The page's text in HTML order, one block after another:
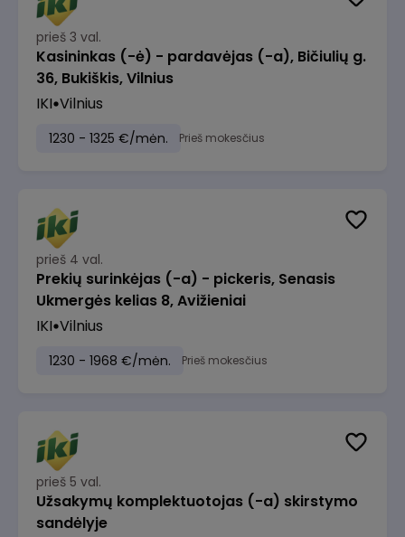
prieš 3 val.
Kasininkas (-ė) - pardavėjas (-a), Bičiulių g.
36, Bukiškis, Vilnius
IKI Vilnius
1230 - 1325 €/mėn. Prieš mokesčius
prieš 4 val.
Prekių surinkėjas (-a) - pickeris, Senasis
Ukmergės kelias 8, Avižieniai
IKI Vilnius
1230 - 1968 €/mėn. Prieš mokesčius
prieš 5 val.
Užsakymų komplektuotojas (-a) skirstymo
sandėlyje